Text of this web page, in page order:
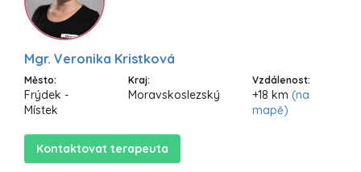
Mgr. Veronika Kristková
Město:
Frýdek -
Místek
Kraj:
Moravskoslezský
Vzdálenost:
+18 km (na
mapě)
Kontaktovat terapeuta